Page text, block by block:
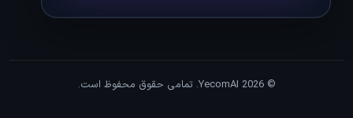
© 2026 YecomAI. تمامی حقوق محفوظ است.